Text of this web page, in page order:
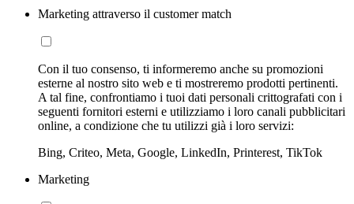
Marketing attraverso il customer match
Con il tuo consenso, ti informeremo anche su promozioni
esterne al nostro sito web e ti mostreremo prodotti pertinenti.
A tal fine, confrontiamo i tuoi dati personali crittografati con i
seguenti fornitori esterni e utilizziamo i loro canali pubblicitari
online, a condizione che tu utilizzi già i loro servizi:
Bing, Criteo, Meta, Google, LinkedIn, Printerest, TikTok
Marketing